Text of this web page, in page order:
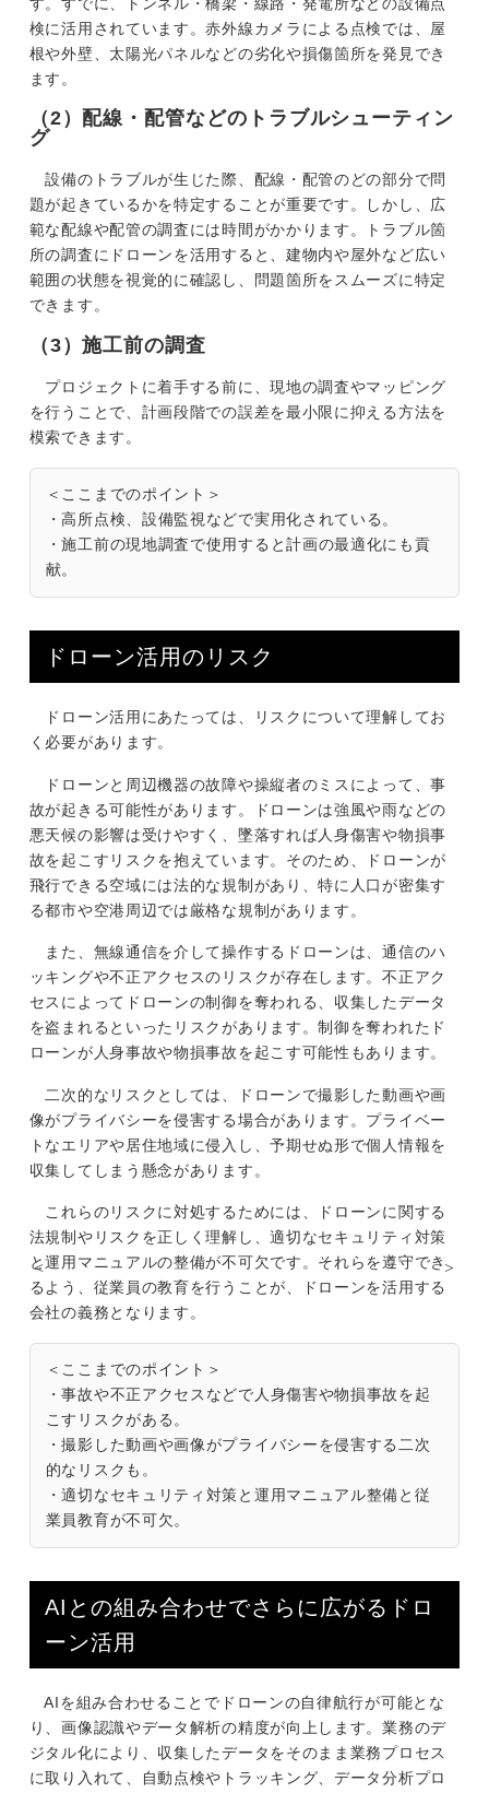
検に活用されています。赤外線カメラによる点検では、屋
根や外壁、太陽光パネルなどの劣化や損傷箇所を発見でき
ます。
（2）配線・配管などのトラブルシューティン
グ
設備のトラブルが生じた際、配線・配管のどの部分で問
題が起きているかを特定することが重要です。しかし、広
範な配線や配管の調査には時間がかかります。トラブル箇
所の調査にドローンを活用すると、建物内や屋外など広い
範囲の状態を視覚的に確認し、問題箇所をスムーズに特定
できます。
（3）施工前の調査
プロジェクトに着手する前に、現地の調査やマッピング
を行うことで、計画段階での誤差を最小限に抑える方法を
模索できます。
＜ここまでのポイント＞
・高所点検、設備監視などで実用化されている。
・施工前の現地調査で使用すると計画の最適化にも貢
献。
ドローン活用のリスク
ドローン活用にあたっては、リスクについて理解してお
く必要があります。
ドローンと周辺機器の故障や操縦者のミスによって、事
故が起きる可能性があります。ドローンは強風や雨などの
悪天候の影響は受けやすく、墜落すれば人身傷害や物損事
故を起こすリスクを抱えています。そのため、ドローンが
飛行できる空域には法的な規制があり、特に人口が密集す
る都市や空港周辺では厳格な規制があります。
また、無線通信を介して操作するドローンは、通信のハ
ッキングや不正アクセスのリスクが存在します。不正アク
セスによってドローンの制御を奪われる、収集したデータ
を盗まれるといったリスクがあります。制御を奪われたド
ローンが人身事故や物損事故を起こす可能性もあります。
二次的なリスクとしては、ドローンで撮影した動画や画
像がプライバシーを侵害する場合があります。プライベー
トなエリアや居住地域に侵入し、予期せぬ形で個人情報を
収集してしまう懸念があります。
これらのリスクに対処するためには、ドローンに関する
法規制やリスクを正しく理解し、適切なセキュリティ対策
と運用マニュアルの整備が不可欠です。それらを遵守でき
るよう、従業員の教育を行うことが、ドローンを活用する
会社の義務となります。
＜ここまでのポイント＞
・事故や不正アクセスなどで人身傷害や物損事故を起
こすリスクがある。
・撮影した動画や画像がプライバシーを侵害する二次
的なリスクも。
・適切なセキュリティ対策と運用マニュアル整備と従
業員教育が不可欠。
AIとの組み合わせでさらに広がるドロ
ーン活用
AIを組み合わせることでドローンの自律航行が可能とな
り、画像認識やデータ解析の精度が向上します。業務のデ
ジタル化により、収集したデータをそのまま業務プロセス
に取り入れて、自動点検やトラッキング、データ分析プロ